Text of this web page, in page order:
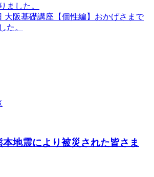
ました。
大阪基礎講座【個性編】おかげさまで
た。
本地震により被災された皆さま